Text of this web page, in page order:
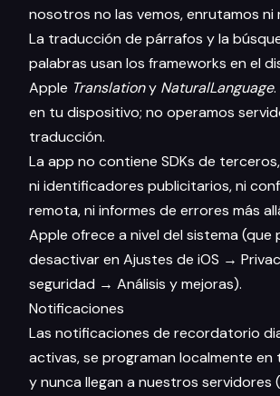
nosotros no las vemos, enrutamos ni
La traducción de párrafos y la
palabras usan los frameworks en el
Apple Translationy NaturalLanguage
en tu dispositivo; no operamos
traducción.
La app no contiene SDKs de
ni identificadores publicitarios, ni
remota, ni informes de errores más
Apple ofrece a nivel del sistema (que
desactivar en Ajustes de iOS →
seguridad → Análisis y mejoras).
Notificaciones
Las notificaciones de recordatorio
activas, se programan localmente
y nunca llegan a nuestros servidores